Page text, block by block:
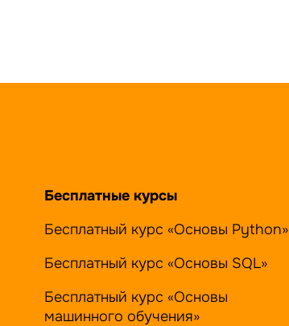
Бесплатные курсы
Бесплатный курс «Основы Python»
Бесплатный курс «Основы SQL»
Бесплатный курс «Основы
машинного обучения»